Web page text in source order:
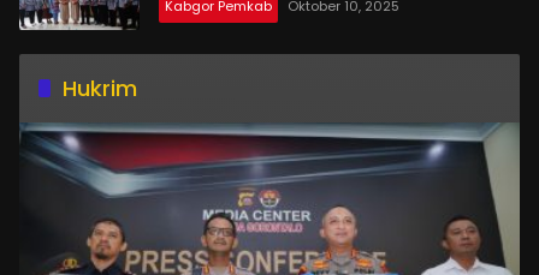
Kabgor Pemkab Oktober 10, 2025
Hukrim